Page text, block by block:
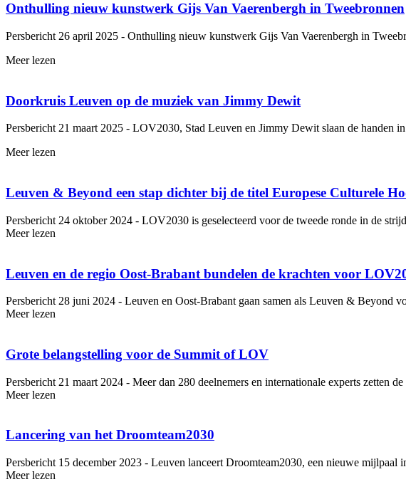
Onthulling nieuw kunstwerk Gijs Van Vaerenbergh in Tweebronnen
Persbericht 26 april 2025 - Onthulling nieuw kunstwerk Gijs Van Vaerenbergh in
Meer lezen
Doorkruis Leuven op de muziek van Jimmy Dewit
Persbericht 21 maart 2025 - LOV2030, Stad Leuven en Jimmy Dewit slaan de
Meer lezen
Leuven & Beyond een stap dichter bij de titel Europese Culturele
Persbericht 24 oktober 2024 - LOV2030 is geselecteerd voor de tweede ronde in de
Meer lezen
Leuven en de regio Oost-Brabant bundelen de krachten voor
Persbericht 28 juni 2024 - Leuven en Oost-Brabant gaan samen als Leuven & Beyond
Meer lezen
Grote be­lang­stel­ling voor de Summit of LOV
Persbericht 21 maart 2024 - Meer dan 280 deelnemers en internationale experts zetten
Meer lezen
Lancering van het Droomteam2030
Persbericht 15 december 2023 - Leuven lanceert Droomteam2030, een nieuwe mijlpaal
Meer lezen